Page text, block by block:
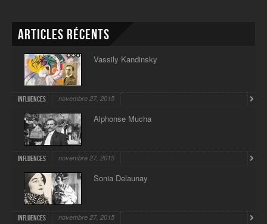
Articles récents
Vassily Kandinsky
Influences novembre 27, 2015
Alphonse Mucha
Influences novembre 27, 2015
Sonia Delaunay
Influences novembre 27, 2015